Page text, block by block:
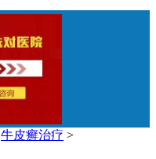
牛皮癣治疗 >